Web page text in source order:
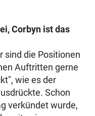
Corbyn ist das
sind die Positionen
Auftritten gerne
wie es der
Schon
verkündet wurde,